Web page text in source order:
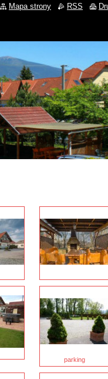
parking
Mapa strony RSS